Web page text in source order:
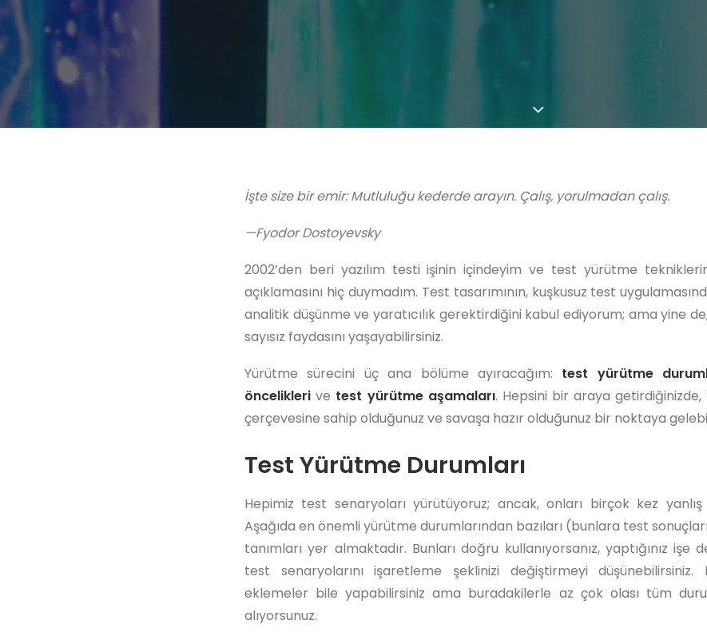
İşte size bir emir: Mutluluğu kederde arayın. Çalış, yorulmadan çalış.
—Fyodor Dostoyevsky
2002’den beri yazılım testi işinin içindeyim ve test yürütme
açıklamasını hiç duymadım. Test tasarımının, kuşkusuz test
analitik düşünme ve yaratıcılık gerektirdiğini kabul ediyorum; ama yine
sayısız faydasını yaşayabilirsiniz.
Yürütme sürecini üç ana bölüme ayıracağım: test yürütme
öncelikleri ve test yürütme aşamaları. Hepsini bir araya
çerçevesine sahip olduğunuz ve savaşa hazır olduğunuz bir noktaya
Test Yürütme Durumları
Hepimiz test senaryoları yürütüyoruz; ancak, onları birçok kez yanlış
Aşağıda en önemli yürütme durumlarından bazıları (bunlara test
tanımları yer almaktadır. Bunları doğru kullanıyorsanız, yaptığınız işe
test senaryolarını işaretleme şeklinizi değiştirmeyi
eklemeler bile yapabilirsiniz ama buradakilerle az çok olası tüm
alıyorsunuz.